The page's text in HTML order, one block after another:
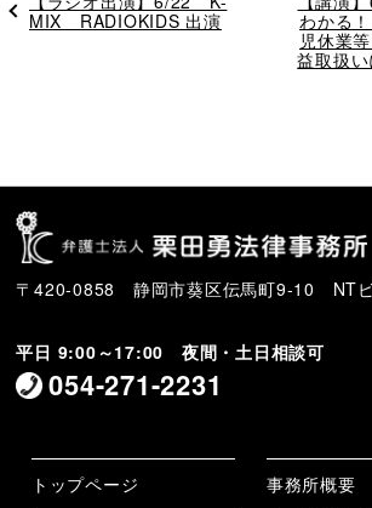
去
MIX RADIOKIDS 出演
の
投
稿
わかる
児休業
益取扱
〒420-0858 静岡市葵区伝馬町9-10 NT
平日 9:00～17:00 夜間・土日相談可
054-271-2231
トップページ 事務所概要